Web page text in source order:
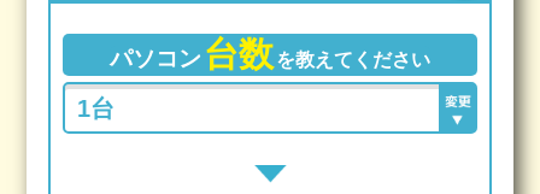
パソコン 台数を教えてください